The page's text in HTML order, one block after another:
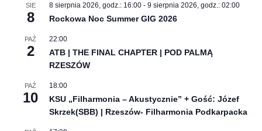
SIE
8
8 sierpnia 2026, godz.: 16:00 - 9 sierpnia 2026, godz.: 02:00
Rockowa Noc Summer GIG 2026
PAŹ
2
22:00
ATB | THE FINAL CHAPTER | POD PALMĄ
RZESZÓW
PAŹ
10
18:00
KSU „Filharmonia – Akustycznie” + Gość: Józef
Skrzek(SBB) | Rzeszów- Filharmonia Podkarpacka